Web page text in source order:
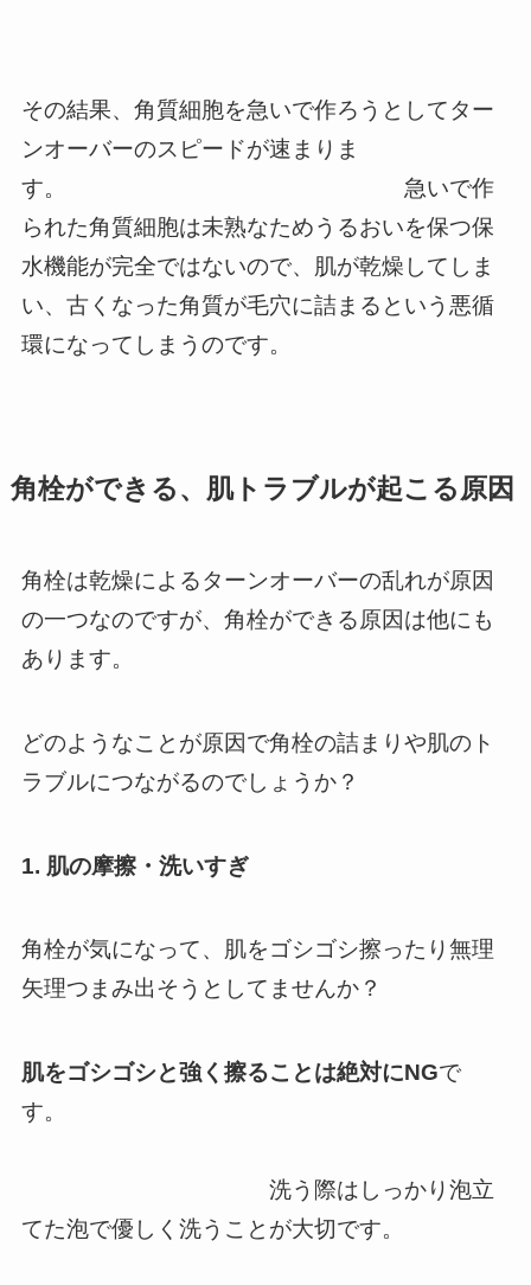
その結果、角質細胞を急いで作ろうとしてター
ンオーバーのスピードが速まりま
す。 急いで作
られた角質細胞は未熟なためうるおいを保つ保
水機能が完全ではないので、肌が乾燥してしま
い、古くなった角質が毛穴に詰まるという悪循
環になってしまうのです。
角栓ができる、肌トラブルが起こる原因
角栓は乾燥によるターンオーバーの乱れが原因
の一つなのですが、角栓ができる原因は他にも
あります。
どのようなことが原因で角栓の詰まりや肌のト
ラブルにつながるのでしょうか？
1. 肌の摩擦・洗いすぎ
角栓が気になって、肌をゴシゴシ擦ったり無理
矢理つまみ出そうとしてませんか？
肌をゴシゴシと強く擦ることは絶対にNGで
す。
洗う際はしっかり泡立
てた泡で優しく洗うことが大切です。